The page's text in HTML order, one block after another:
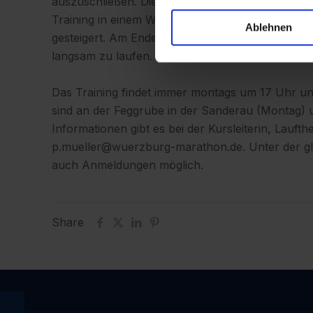
Ablehnen
Training in einem Wechsel von Gehen und
gesteigert. Am Ende sollten alle in der Lage
langsam zu laufen.
Das Training findet immer montags um 17 Uhr
sind an der Feggrube in der Sanderau (Montag)
Informationen gibt es bei der Kursleiterin,
p.mueller@wuerzburg-marathon.de. Unter der
auch Anmeldungen möglich.
Share